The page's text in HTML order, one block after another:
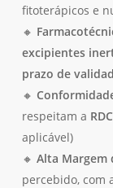
fitoterápicos e
🔸
excipientes
prazo de
🔸
respeitam a
aplicável)
🔸 Alta Margem
percebido, com